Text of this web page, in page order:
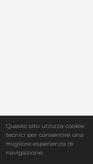
Questo sito utilizza cookie
tecnici per consentire una
migliore esperienza di
navigazione.